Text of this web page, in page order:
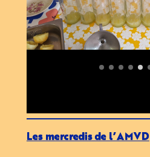
Les mercredis de l’AMVD